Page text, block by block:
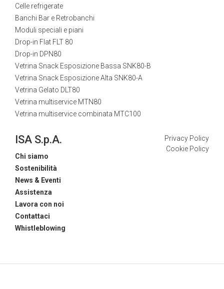
Celle refrigerate
Banchi Bar e Retrobanchi
Moduli speciali e piani
Drop-in Flat FLT 80
Drop-in DPN80
Vetrina Snack Esposizione Bassa SNK80-B
Vetrina Snack Esposizione Alta SNK80-A
Vetrina Gelato DLT80
Vetrina multiservice MTN80
Vetrina multiservice combinata MTC100
ISA S.p.A.
Chi siamo
Sostenibilità
News & Eventi
Assistenza
Lavora con noi
Contattaci
Whistleblowing
Privacy Policy
Cookie Policy